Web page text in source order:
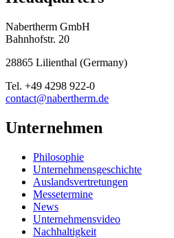
Nabertherm GmbH
Bahnhofstr. 20
28865 Lilienthal (Germany)
Tel. +49 4298 922-0
contact@nabertherm.de
Unternehmen
Philosophie
Unternehmensgeschichte
Auslandsvertretungen
Messetermine
News
Unternehmensvideo
Nachhaltigkeit